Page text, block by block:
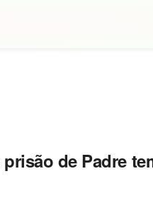
de Padre